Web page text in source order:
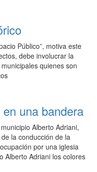
Público”, motiva este
debe involucrar la
quienes son
una bandera
Alberto Adriani,
la conducción de la
por una iglesia
Alberto Adriani los colores